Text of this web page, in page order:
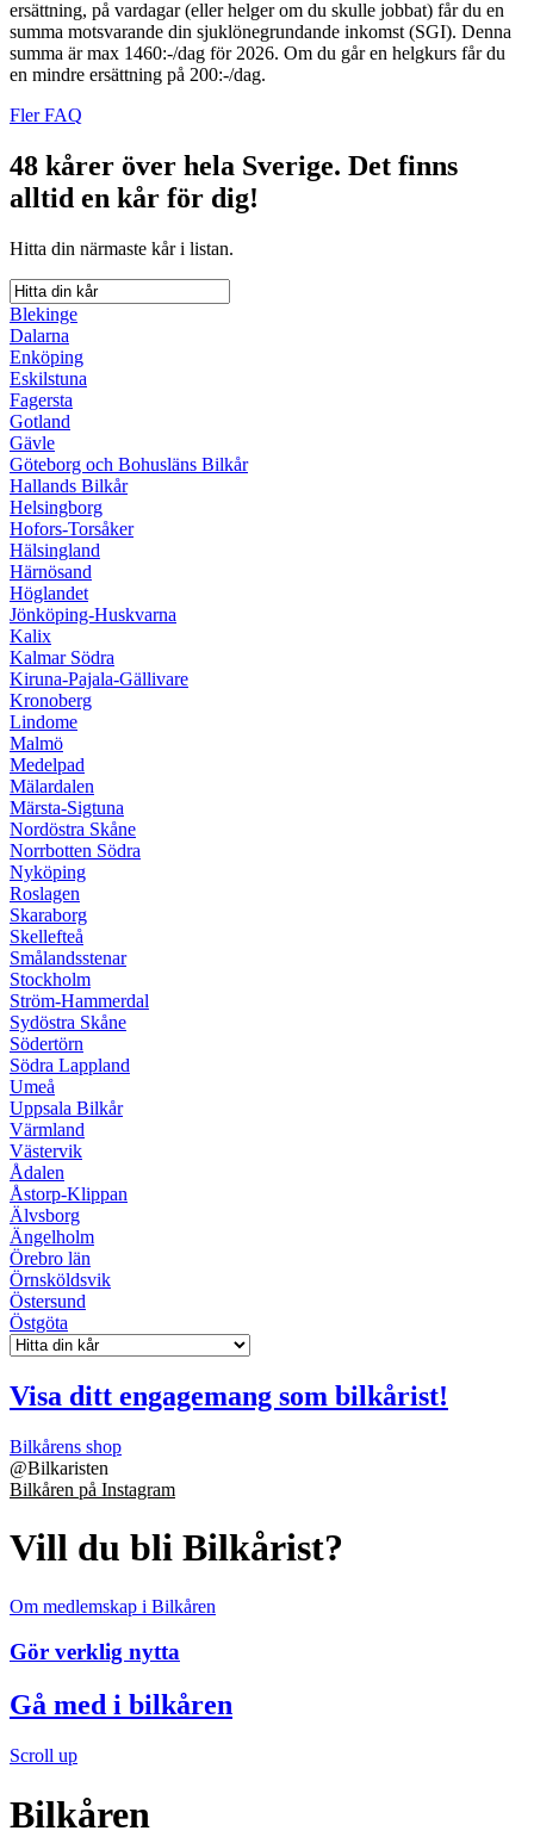
ersättning, på vardagar (eller helger om du skulle jobbat) får du en
summa motsvarande din sjuklönegrundande inkomst (SGI). Denna
summa är max 1460:-/dag för 2026. Om du går en helgkurs får du
en mindre ersättning på 200:-/dag.
Fler FAQ
48 kårer över hela Sverige. Det finns
alltid en kår för dig!
Hitta din närmaste kår i listan.
Blekinge
Dalarna
Enköping
Eskilstuna
Fagersta
Gotland
Gävle
Göteborg och Bohusläns Bilkår
Hallands Bilkår
Helsingborg
Hofors-Torsåker
Hälsingland
Härnösand
Höglandet
Jönköping-Huskvarna
Kalix
Kalmar Södra
Kiruna-Pajala-Gällivare
Kronoberg
Lindome
Malmö
Medelpad
Mälardalen
Märsta-Sigtuna
Nordöstra Skåne
Norrbotten Södra
Nyköping
Roslagen
Skaraborg
Skellefteå
Smålandsstenar
Stockholm
Ström-Hammerdal
Sydöstra Skåne
Södertörn
Södra Lappland
Umeå
Uppsala Bilkår
Värmland
Västervik
Ådalen
Åstorp-Klippan
Älvsborg
Ängelholm
Örebro län
Örnsköldsvik
Östersund
Östgöta
Visa ditt engagemang som bilkårist!
Bilkårens shop
@Bilkaristen
Bilkåren på Instagram
Vill du bli Bilkårist?
Om medlemskap i Bilkåren
Gör verklig nytta
Gå med i bilkåren
Scroll up
Bilkåren